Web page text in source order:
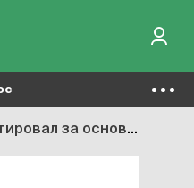
смотрел и плакал